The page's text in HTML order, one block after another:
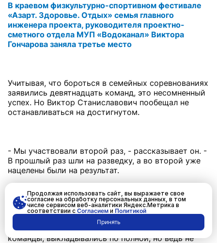
В краевом физкультурно-спортивном фестивале
«Азарт. Здоровье. Отдых» семья главного
инженера проекта, руководителя проектно-
сметного отдела МУП «Водоканал» Виктора
Гончарова заняла третье место
Учитывая, что бороться в семейных соревнованиях
заявились девятнадцать команд, это несомненный
успех. Но Виктор Станиславович пообещал не
останавливаться на достигнутом.
- Мы участвовали второй раз, - рассказывает он. -
В прошлый раз шли на разведку, а во второй уже
нацелены были на результат.
В программе соревнований было пять видов:
туристическая полоса препятствий, плавание,
настольный теннис, дартс и бег. Старались все
команды, выкладывались по полной, но ведь не
Продолжая использовать сайт, вы выражаете свое
согласие на обработку персональных данных, в том
числе сервисом веб-аналитики Яндекс.Метрика в
соответствии с Согласиеми Политикой
Принять